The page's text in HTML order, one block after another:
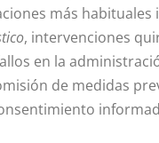
más habituales
, intervenciones
en la
de medidas